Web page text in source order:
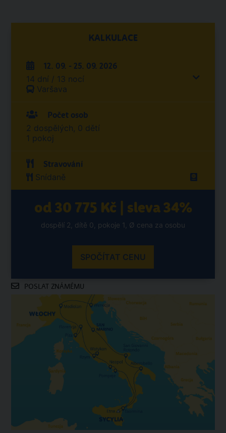
KALKULACE
12. 09. - 25. 09. 2026
14 dní / 13 nocí
Varšava
Počet osob
2 dospělých, 0 dětí
1 pokoj
Stravování
Snídaně
od 30 775 Kč | sleva 34%
dospělí 2, dítě 0, pokoje 1, Ø cena za osobu
SPOČÍTAT CENU
POSLAT ZNÁMÉMU